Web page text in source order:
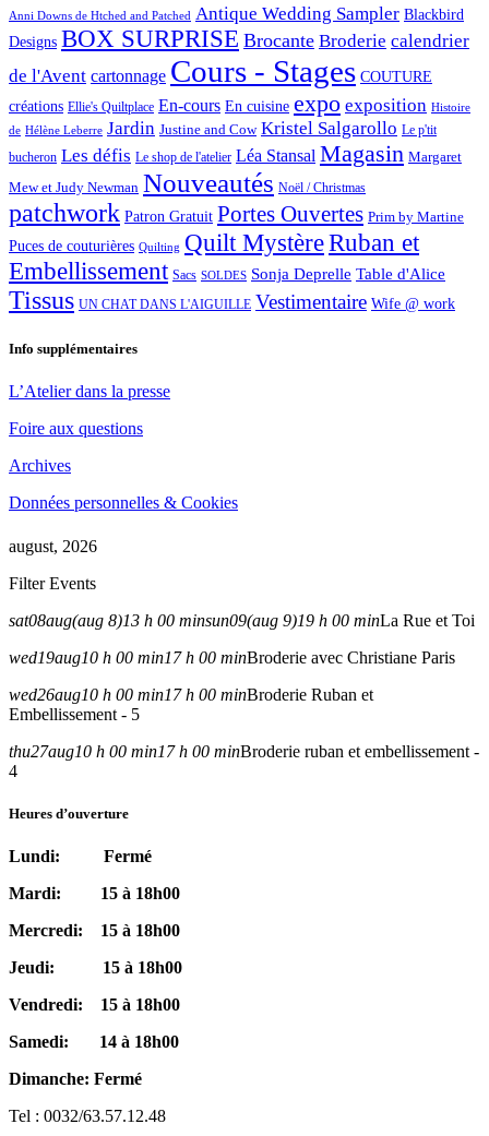
Anni Downs de Htched and Patched Antique Wedding Sampler Blackbird
Designs BOX SURPRISE Brocante Broderie calendrier
de l'Avent cartonnage Cours - Stages COUTURE
créations Ellie's Quiltplace En-cours En cuisine expo exposition Histoire
de Hélène Leberre Jardin Justine and Cow Kristel Salgarollo Le p'tit
bucheron Les défis Le shop de l'atelier Léa Stansal Magasin Margaret
Mew et Judy Newman Nouveautés Noël / Christmas
patchwork Patron Gratuit Portes Ouvertes Prim by Martine
Puces de couturières Quilting Quilt MystèreRuban et
Embellissement Sacs SOLDES Sonja Deprelle Table d'Alice
Tissus UN CHAT DANS L'AIGUILLE Vestimentaire Wife @ work
Info supplémentaires
L’Atelier dans la presse
Foire aux questions
Archives
Données personnelles & Cookies
august, 2026
Filter Events
sat08aug(aug 8)13 h 00 minsun09(aug 9)19 h 00 minLa Rue et Toi
wed19aug10 h 00 min17 h 00 minBroderie avec Christiane Paris
wed26aug10 h 00 min17 h 00 minBroderie Ruban et
Embellissement - 5
thu27aug10 h 00 min17 h 00 minBroderie ruban et embellissement -
4
Heures d’ouverture
Lundi: Fermé
Mardi: 15 à 18h00
Mercredi: 15 à 18h00
Jeudi: 15 à 18h00
Vendredi: 15 à 18h00
Samedi: 14 à 18h00
Dimanche: Fermé
Tel : 0032/63.57.12.48